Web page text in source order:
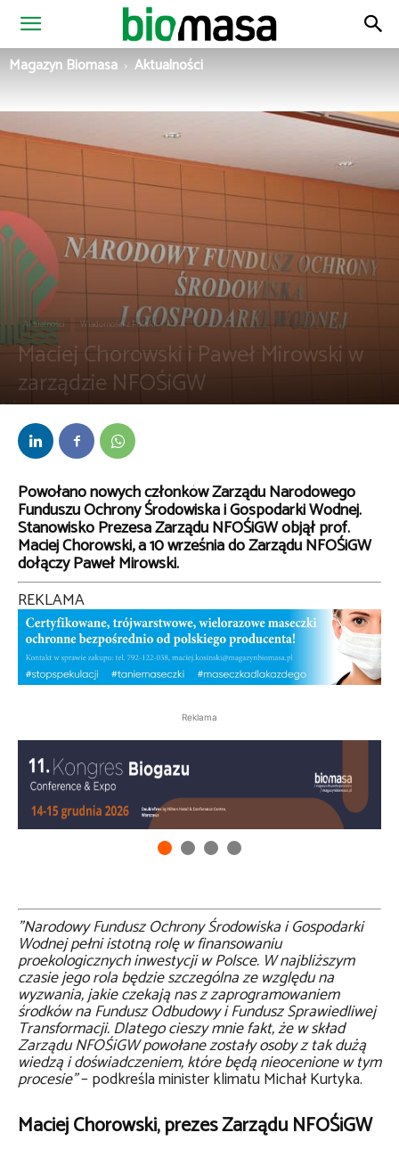
Magazyn
Magazyn Biomasa Aktualności
Aktualności Wiadomości z Polski
Maciej Chorowski i Paweł Mirowski w
zarządzie NFOŚiGW
Powołano nowych członków Zarządu Narodowego
Funduszu Ochrony Środowiska i Gospodarki Wodnej.
Stanowisko Prezesa Zarządu NFOŚiGW objął prof.
Maciej Chorowski, a 10 września do Zarządu NFOŚiGW
dołączy Paweł Mirowski.
REKLAMA
Reklama
Narodowy Fundusz Ochrony Środowiska i Gospodarki
Wodnej pełni istotną rolę w finansowaniu
proekologicznych inwestycji w Polsce. W najbliższym
czasie jego rola będzie szczególna ze względu na
wyzwania, jakie czekają nas z zaprogramowaniem
środków na Fundusz Odbudowy i Fundusz Sprawiedliwej
Transformacji. Dlatego cieszy mnie fakt, że w skład
Zarządu NFOŚiGW powołane zostały osoby z tak dużą
wiedzą i doświadczeniem, które będą nieocenione w tym
procesie – podkreśla minister klimatu Michał Kurtyka.
Maciej Chorowski, prezes Zarządu NFOŚiGW